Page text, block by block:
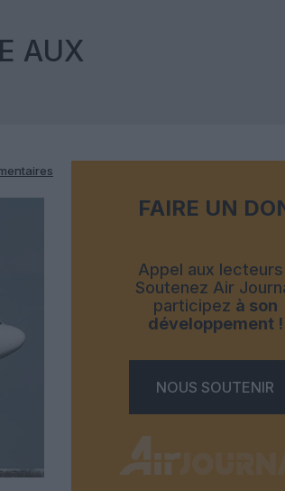
AUX
FAIRE UN
Appel aux lecteurs
Soutenez Air
participez à son
développement !
NOUS SOUTENIR